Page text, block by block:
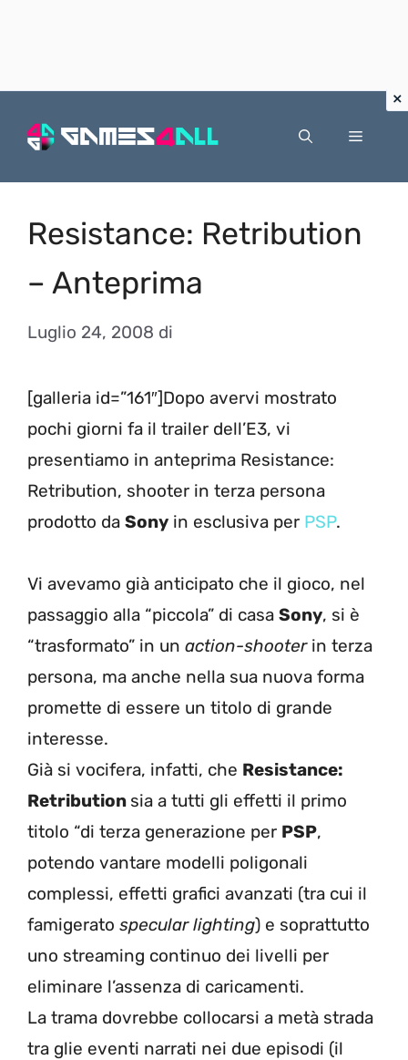
Menu
Resistance: Retribution
– Anteprima
Luglio 24, 2008 di
[galleria id=”161″]Dopo avervi mostrato
pochi giorni fa il trailer dell’E3, vi
presentiamo in anteprima Resistance:
Retribution, shooter in terza persona
prodotto da Sony in esclusiva per PSP.
Vi avevamo già anticipato che il gioco, nel
passaggio alla “piccola” di casa Sony, si è
“trasformato” in un action-shooter in terza
persona, ma anche nella sua nuova forma
promette di essere un titolo di grande
interesse.
Già si vocifera, infatti, che Resistance:
Retribution sia a tutti gli effetti il primo
titolo “di terza generazione per PSP,
potendo vantare modelli poligonali
complessi, effetti grafici avanzati (tra cui il
famigerato specular lighting) e soprattutto
uno streaming continuo dei livelli per
eliminare l’assenza di caricamenti.
La trama dovrebbe collocarsi a metà strada
tra glie eventi narrati nei due episodi (il